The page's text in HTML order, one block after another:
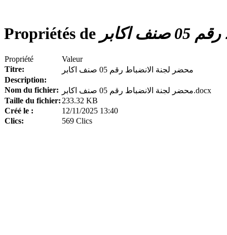
Propriétés de اكابر
Propriété
Valeur
Titre:
محضر لجنة الانضباط رقم 05 صنف اكابر
Description:
Nom du fichier:
محضر لجنة الانضباط رقم 05 صنف اكابر.docx
Taille du fichier: 233.32 KB
Créé le :
12/11/2025 13:40
Clics:
569 Clics